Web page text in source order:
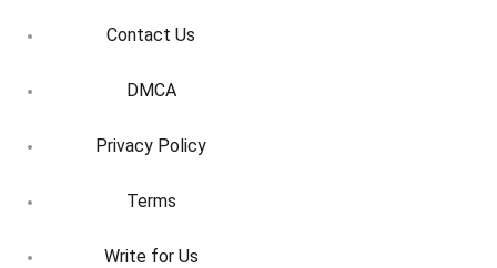
Contact Us
DMCA
Privacy Policy
Terms
Write for Us